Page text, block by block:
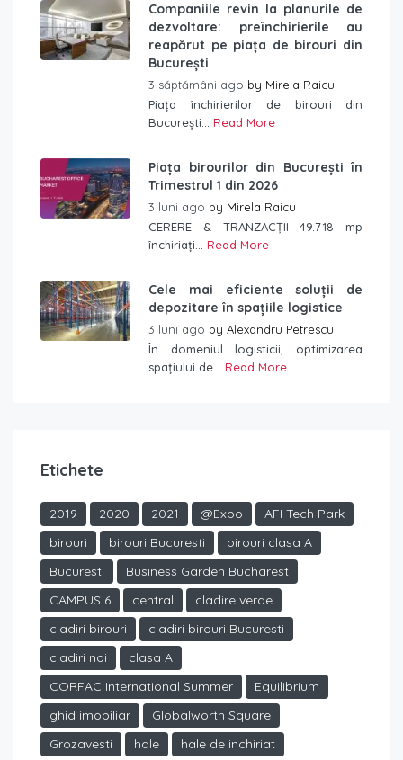
Companiile revin la planurile de
dezvoltare: preînchirierile au
reapărut pe piața de birouri din
București
3 săptămâni ago by Mirela Raicu
Piața închirierilor de birouri din
București... Read More
Piața birourilor din București în
Trimestrul 1 din 2026
3 luni ago by Mirela Raicu
CERERE & TRANZACȚII 49.718 mp
închiriați... Read More
Cele mai eficiente soluții de
depozitare în spațiile logistice
3 luni ago by Alexandru Petrescu
În domeniul logisticii, optimizarea
spațiului de... Read More
Etichete
2019 2020 2021 @Expo
AFI Tech Park
birouri
birouri Bucuresti
birouri clasa A
Bucuresti
Business Garden Bucharest
CAMPUS 6
central
cladire verde
cladiri birouri
cladiri birouri Bucuresti
cladiri noi
clasa A
CORFAC International Summer
Equilibrium
ghid imobiliar
Globalworth Square
Grozavesti
hale
hale de inchiriat